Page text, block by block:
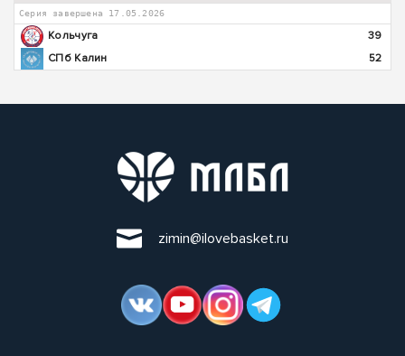
Серия завершена 17.05.2026
Кольчуга
39
СПб Калин
52
zimin@ilovebasket.ru